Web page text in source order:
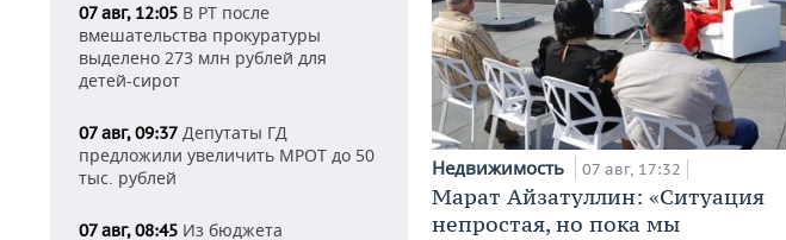
07 авг, 12:05 В РТ после
вмешательства прокуратуры
выделено 273 млн рублей для
детей-сирот
07 авг, 09:37 Депутаты ГД
предложили увеличить МРОТ до 50
тыс. рублей
07 авг, 08:45 Из бюджета
Недвижимость 07 авг, 17:32
Марат Айзатуллин: «Ситуация
непростая, но пока мы